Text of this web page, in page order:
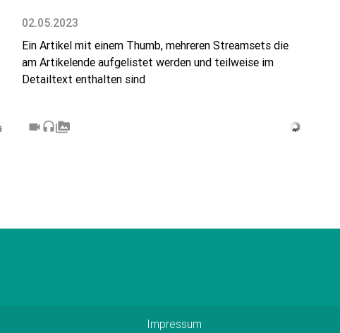
02.05.2023
Ein Artikel mit einem Thumb, mehreren Streamsets die
am Artikelende aufgelistet werden und teilweise im
Detailtext enthalten sind
videocam headsetperm_media
Impressum